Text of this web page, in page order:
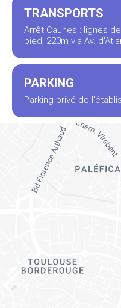
TRANSPORTS
Arrêt Caunes : lignes
pied, 220m via Av.
PARKING
Parking privé de